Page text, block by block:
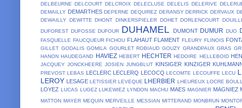
DELBEURNE DELCOURT DELCROIX DELECLUSE DELELIS DELERIVE
DEMAILLY DEMARTHES DEPERNE DEQUIREZ DERANSY DERRICK DERVAUX
DEWAILLY DEWITTE DHONT DINKERSPIELER DOHET DORLENCOURT
DUFOREST DUFOSSE DUFOUR DUHAMEL DUMONT DUMUR DUO
FASQUELLE FAUCQUEUR FICHOU FLAHAUT FLAMENT FLEURY FLINOIS
GILLET GODALIS GOMILA GOURLET ROBIAUD GOUZY GRANDPAUX GRAS
HANON HAUDEGAND HAVIEZ HEBERT HECHTER HEDOIRE HELLEBOID
JACQUEY JONCKHEERE JOSIEN JUNGBLUT KINSIGER KINZIGER
PREVOST LEBAS LECLERC LECLERQ LECOCQ LECOMTE LECOUFFE LECU
LEROY LESAGE LETISSIER LEVEQUE LHERBIER LHEUREUX LOCRE
LOYEZ LUCAS LUGEZ LUKEWIEZ LYNDON MACHU MAES MAGNIER MAGNIEZ
MATTON MAYER MEQUIN MERVEILLE MESSIAN MITTERAND MONBRUN